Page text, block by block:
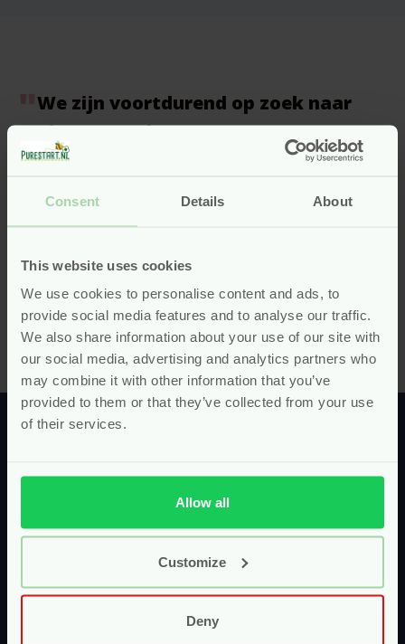
Consent Details About
This website uses cookies
We use cookies to personalise content and ads, to
provide social media features and to analyse our traffic.
We also share information about your use of our site with
our social media, advertising and analytics partners who
may combine it with other information that you’ve
provided to them or that they’ve collected from your use
of their services.
Allow all
Customize
Deny
We zijn voortdurend op zoek naar
nieuwe producten voor ons
assortiment. Eerlijke producten voor
Mis je producten? Of ken je een product of merk die Pure
Start écht in het assortiment moet hebben? Stuur ons
een appje of mailtje en laat ons weten waar we naar op
zoek moeten gaan volgens jou!
Uit liefde voor de toekomstige
Bij Pure Start gaan we voor zo puur en natuurlijk
kleintje! Pure producten voor jouw zwangerschap,